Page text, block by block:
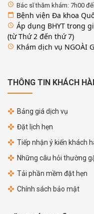
access_time Bác sĩ thăm khám: 7h00
calendar_today Bệnh viện Đa khoa
access_time Áp dụng BHYT trong
(từ Thứ 2 đến thứ 7)
access_time Khám dịch vụ NGOÀI
THÔNG TIN KHÁCH
Bảng giá dịch vụ
Đặt lịch hẹn
Tiếp nhận ý kiến khách
Những câu hỏi thường
Tải phần mềm đặt hẹn
Chính sách bảo mật